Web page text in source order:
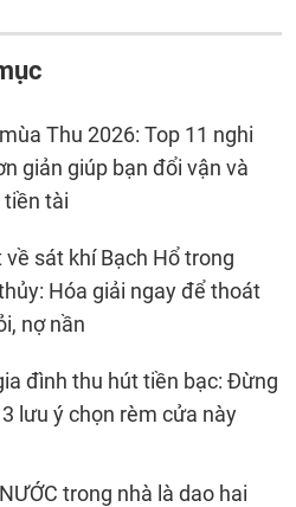
Thu 2026: Top 11 nghi
giản giúp bạn đổi vận và
tài
về sát khí Bạch Hổ trong
Hóa giải ngay để thoát
nợ nần
đình thu hút tiền bạc: Đừng
lưu ý chọn rèm cửa này
trong nhà là dao hai